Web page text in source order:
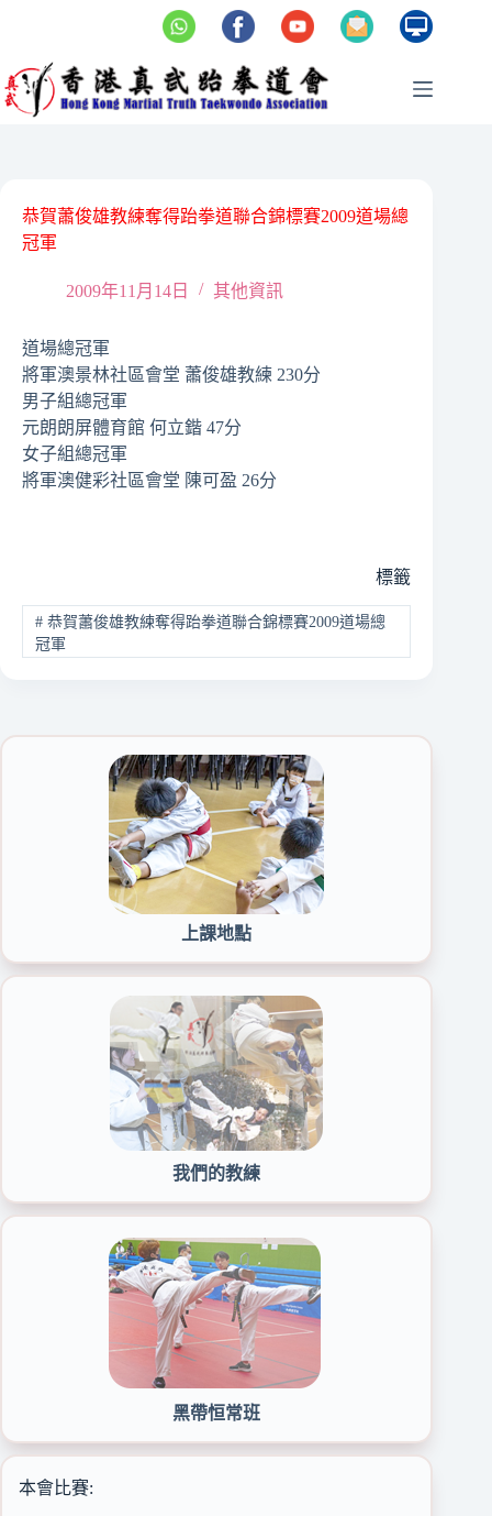
恭賀蕭俊雄教練奪得跆拳道聯合錦標賽2009道場總
冠軍
2009年11月14日 其他資訊
道場總冠軍
將軍澳景林社區會堂 蕭俊雄教練 230分
男子組總冠軍
元朗朗屏體育館 何立鍇 47分
女子組總冠軍
將軍澳健彩社區會堂 陳可盈 26分
標籤
#恭賀蕭俊雄教練奪得跆拳道聯合錦標賽2009道場總
冠軍
上課地點
我們的教練
黑帶恒常班
本會比賽: